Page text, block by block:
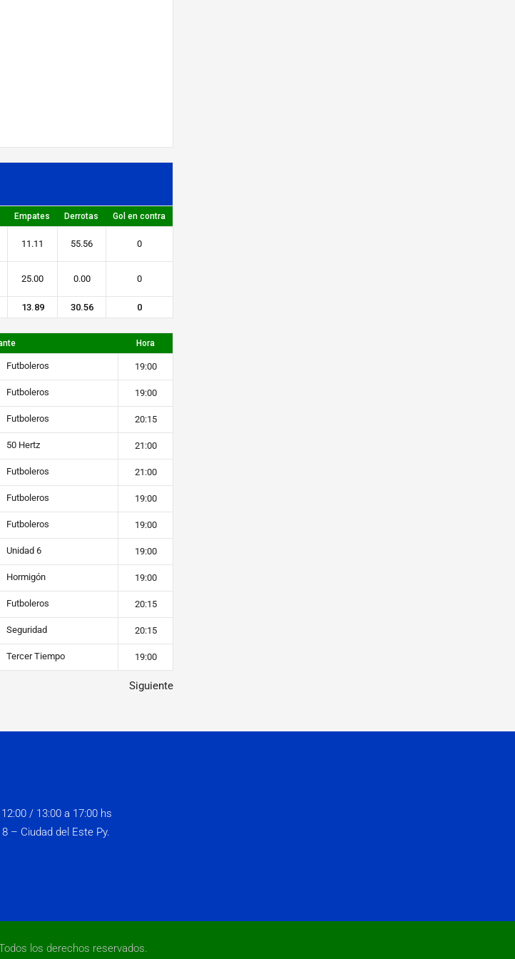
Empates Derrotas Gol en contra
11.11 55.56 0
25.00 0.00 0
13.89 30.56 0
Hora
Futboleros 19:00
Futboleros 19:00
Futboleros 20:15
50 Hertz 21:00
Futboleros 21:00
Futboleros 19:00
Futboleros 19:00
Unidad 6 19:00
Hormigón 19:00
Futboleros 20:15
Seguridad 20:15
Tercer Tiempo 19:00
Siguiente
/ 13:00 a 17:00 hs
– Ciudad del Este Py.
los derechos reservados.